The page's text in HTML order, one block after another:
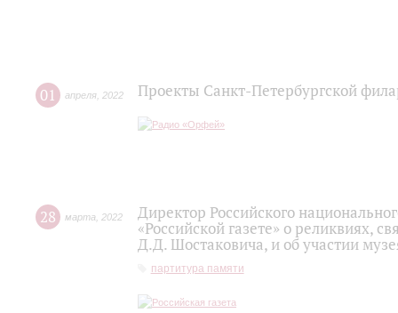
01 апреля 2022 Проекты Санкт-Петербургской
28 марта 2022
Директор Российского
«Российской газете» о реликвиях,
Д.Д. Шостаковича, и об участии
партитура памяти